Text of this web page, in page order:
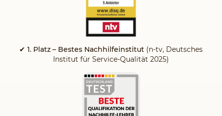
✔ 1. Platz – Bestes Nachhilfeinstitut (n-tv, Deutsches
Institut für Service-Qualität 2025)